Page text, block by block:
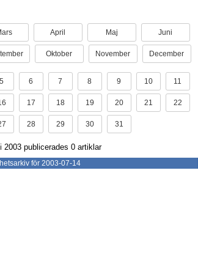
April Maj Juni
Oktober November December
5 6 7 8 9 10 11
17 18 19 20 21 22
28 29 30 31
2003 publicerades 0 artiklar
för 2003-07-14